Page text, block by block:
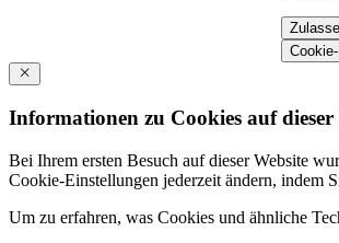
Informationen zu Cookies auf dieser
Bei Ihrem ersten Besuch auf dieser Website
Cookie-Einstellungen jederzeit ändern, indem
Um zu erfahren, was Cookies und ähnliche